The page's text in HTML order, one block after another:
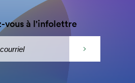
vous à l'infolettre